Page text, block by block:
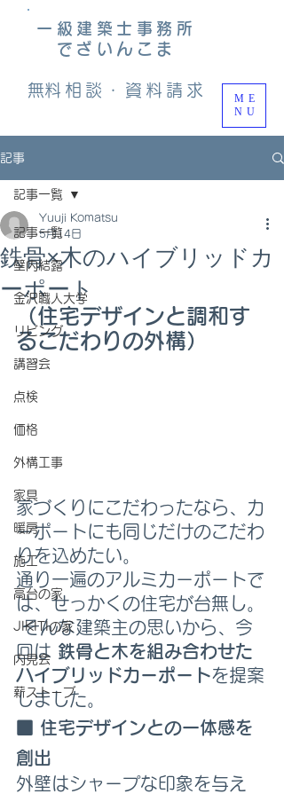
​無料相談・資料請求
一級建築士事務所
でざいんこま
ME
NU
記事
記事一覧
壁内結露
金沢職人大学
リビング
講習会
点検
価格
外構工事
家具
暖房
施工
高台の家
JIKITIの家
内見会
薪ストーブ
記事一覧
鉄骨×木のハイブリッドカ
ーポート
Yuuji Komatsu
5月14日
（住宅デザインと調和す
るこだわりの外構）
家づくりにこだわったなら、カ
ーポートにも同じだけのこだわ
りを込めたい。
通り一遍のアルミカーポートで
は、せっかくの住宅が台無し。
そんな建築主の思いから、今
回は 鉄骨と木を組み合わせた
ハイブリッドカーポートを提案
しました。
■ 住宅デザインとの一体感を
創出
外壁はシャープな印象を与え